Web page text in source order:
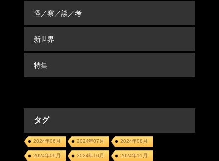
怪／察／談／考
新世界
特集
タグ
2024年06月 2024年07月 2024年08月
2024年09月 2024年10月 2024年11月